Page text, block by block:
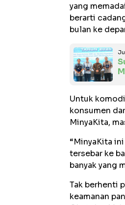
yang
berarti
bulan ke
Untuk
konsumen
MinyaKita,
“MinyaKita
tersebar ke
banyak yang
Tak berhenti
keamanan